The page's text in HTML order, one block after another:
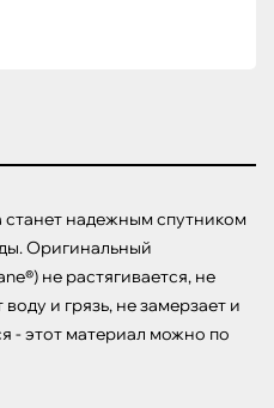
надежным спутником
Оригинальный
не растягивается, не
и грязь, не замерзает и
- этот материал можно по